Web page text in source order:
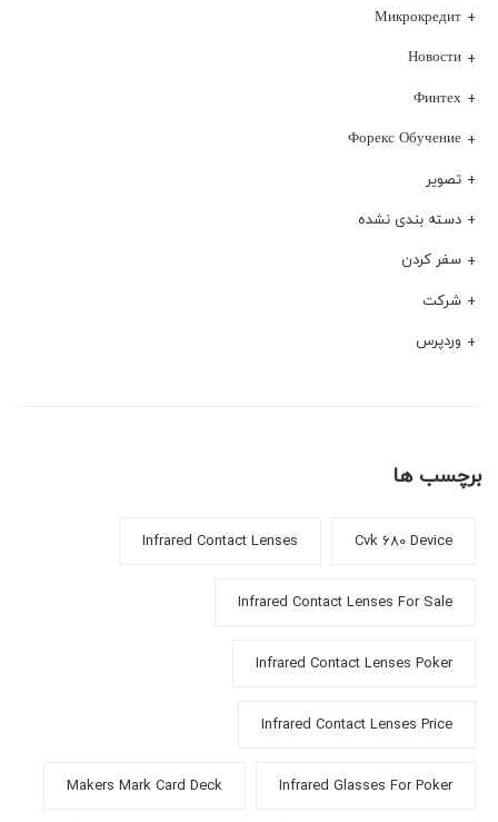
Микрокредит
Новости
Финтех
Форекс Обучение
تصویر
دسته بندی نشده
سفر کردن
شرکت
وردپرس
برچسب ها
Cvk 680 Device
Infrared Contact Lenses
Infrared Contact Lenses For Sale
Infrared Contact Lenses Poker
Infrared Contact Lenses Price
Infrared Glasses For Poker
Makers Mark Card Deck